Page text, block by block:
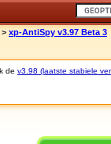
> xp-AntiSpy v3.97 Beta 3
de v3.98 (laatste stabiele